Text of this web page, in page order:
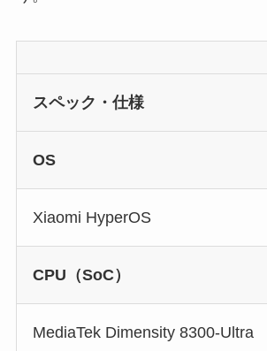
スペック・仕様
OS
Xiaomi HyperOS
CPU（SoC）
MediaTek Dimensity 8300-Ultra